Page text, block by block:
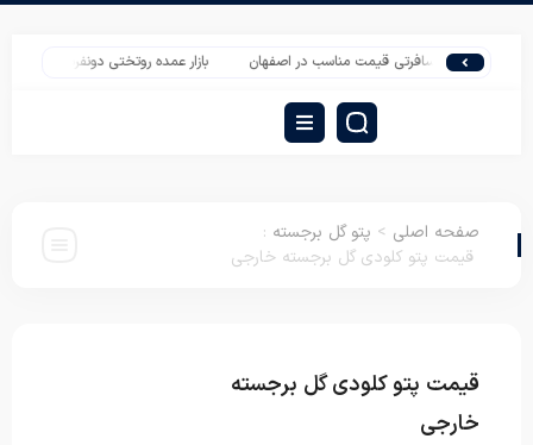
مسافرتی قیمت مناسب در اصفهان بازار عمده روتختی دونفره تهران برای صادرات
صفحه اصلی > پتو گل برجسته :
قیمت پتو کلودی گل برجسته خارجی
قیمت پتو کلودی گل برجسته
خارجی